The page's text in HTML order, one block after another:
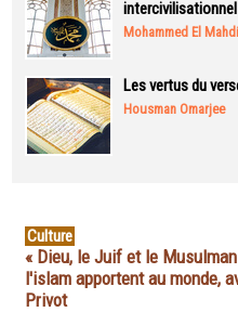
Mohammed El
Les vertus du
Housman Omarjee
Culture
« Dieu, le Juif et le
l'islam apportent au monde,
Privot